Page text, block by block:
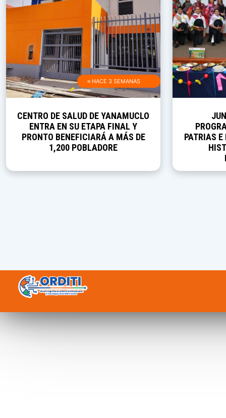
≡ HACE 3 SEMANAS
CENTRO DE SALUD DE YANAMUCLO
ENTRA EN SU ETAPA FINAL Y
PRONTO BENEFICIARÁ A MÁS DE
1,200 POBLADORE
PATRIAS